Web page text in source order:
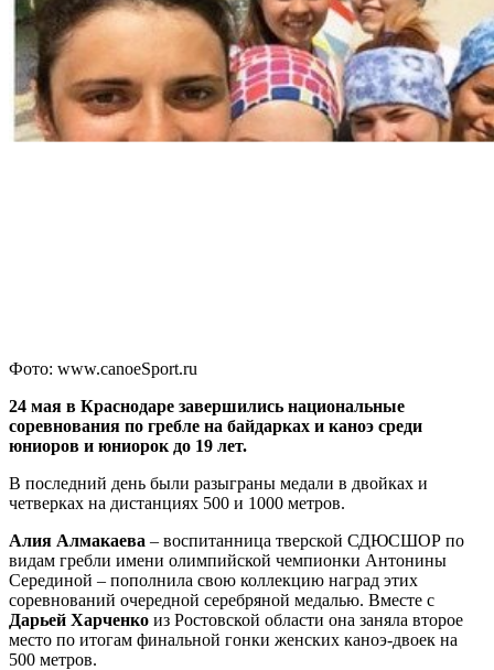
Фото: www.canoeSport.ru
24 мая в Краснодаре завершились национальные
соревнования по гребле на байдарках и каноэ среди
юниоров и юниорок до 19 лет.
В последний день были разыграны медали в двойках и
четверках на дистанциях 500 и 1000 метров.
Алия Алмакаева – воспитанница тверской СДЮСШОР по
видам гребли имени олимпийской чемпионки Антонины
Серединой – пополнила свою коллекцию наград этих
соревнований очередной серебряной медалью. Вместе с
Дарьей Харченко из Ростовской области она заняла второе
место по итогам финальной гонки женских каноэ-двоек на
500 метров.